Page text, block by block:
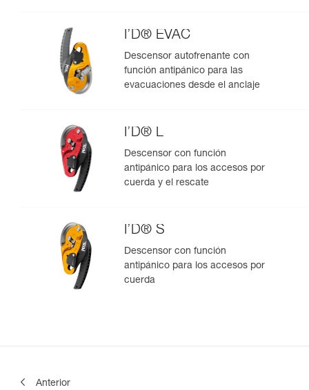
I’D® EVAC
Descensor autofrenante con
función antipánico para las
evacuaciones desde el anclaje
I’D® L
Descensor con función
antipánico para los accesos por
cuerda y el rescate
I’D® S
Descensor con función
antipánico para los accesos por
cuerda
Anterior